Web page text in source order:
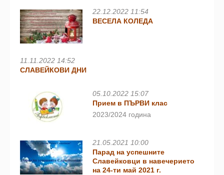
22.12.2022 11:54
ВЕСЕЛА КОЛЕДА
11.11.2022 14:52
СЛАВЕЙКОВИ ДНИ
05.10.2022 15:07
Прием в ПЪРВИ клас
2023/2024 година
21.05.2021 10:00
Парад на успешните
Славейковци в навечерието
на 24-ти май 2021 г.